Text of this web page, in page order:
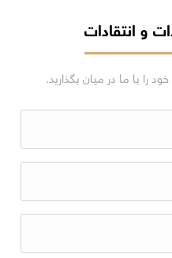
و انتقادات
را با ما در میان بگذارید.